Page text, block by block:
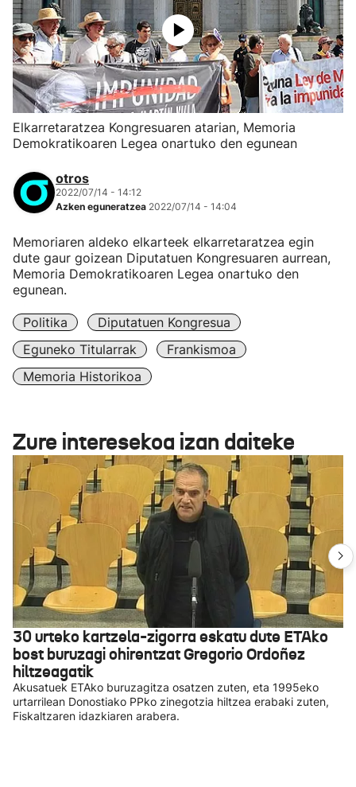
Elkarretaratzea Kongresuaren atarian, Memoria
Demokratikoaren Legea onartuko den egunean
otros
2022/07/14 - 14:12
Azken eguneratzea 2022/07/14 - 14:04
Memoriaren aldeko elkarteek elkarretaratzea egin
dute gaur goizean Diputatuen Kongresuaren aurrean,
Memoria Demokratikoaren Legea onartuko den
egunean.
Politika
Diputatuen Kongresua
Eguneko Titularrak
Frankismoa
Memoria Historikoa
Zure interesekoa izan daiteke
30 urteko kartzela-zigorra eskatu dute ETAko
bost buruzagi ohirentzat Gregorio Ordoñez
hiltzeagatik
Akusatuek ETAko buruzagitza osatzen zuten, eta 1995eko
urtarrilean Donostiako PPko zinegotzia hiltzea erabaki zuten,
Fiskaltzaren idazkiaren arabera.